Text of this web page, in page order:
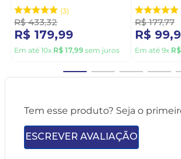
3
R$ 433,32
R$ 179,99
Em até 10x R$ 17,99 sem juros
R$ 177,77
R$ 99,
Em até 9x R$
Tem esse produto? Seja o
ESCREVER AVALIAÇÃO